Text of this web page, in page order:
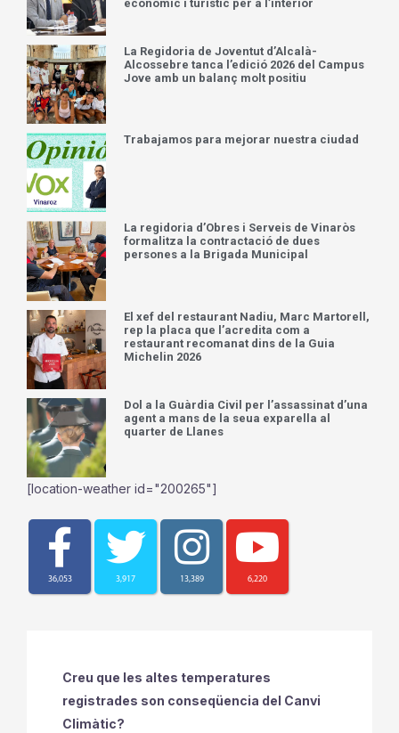
econòmic i turístic per a l’interior
La Regidoria de Joventut d’Alcalà-
Alcossebre tanca l’edició 2026 del Campus
Jove amb un balanç molt positiu
Trabajamos para mejorar nuestra ciudad
La regidoria d’Obres i Serveis de Vinaròs
formalitza la contractació de dues
persones a la Brigada Municipal
El xef del restaurant Nadiu, Marc Martorell,
rep la placa que l’acredita com a
restaurant recomanat dins de la Guia
Michelin 2026
Dol a la Guàrdia Civil per l’assassinat d’una
agent a mans de la seua exparella al
quarter de Llanes
[location-weather id="200265"]
36,053 3,917 13,389 6,220
Creu que les altes temperatures
registrades son conseqüencia del Canvi
Climàtic?